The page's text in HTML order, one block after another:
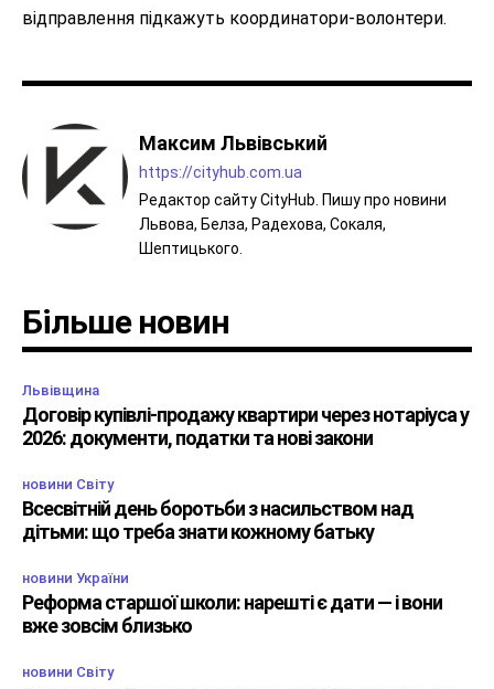
відправлення підкажуть координатори-волонтери.
Максим Львівський
https://cityhub.com.ua
Редактор сайту CityHub. Пишу про новини
Львова, Белза, Радехова, Сокаля,
Шептицького.
Більше новин
Львівщина
Договір купівлі-продажу квартири через нотаріуса у
2026: документи, податки та нові закони
новини Світу
Всесвітній день боротьби з насильством над
дітьми: що треба знати кожному батьку
новини України
Реформа старшої школи: нарешті є дати — і вони
вже зовсім близько
новини Світу